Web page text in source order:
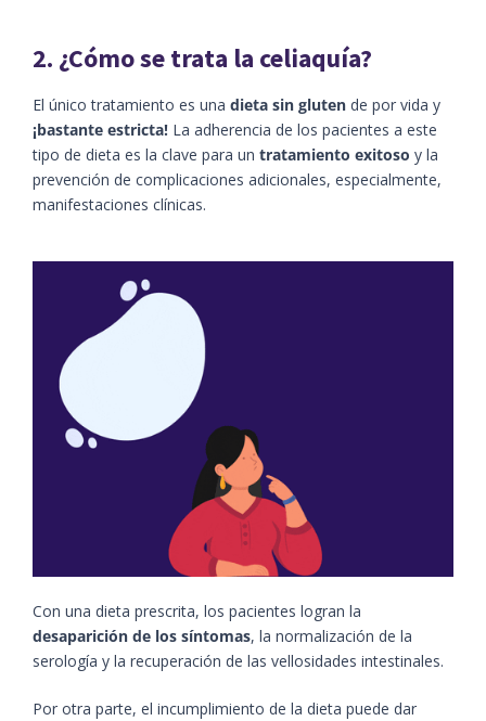
2. ¿Cómo se trata la celiaquía?
El único tratamiento es una dieta sin gluten de por vida y
¡bastante estricta! La adherencia de los pacientes a este
tipo de dieta es la clave para un tratamiento exitoso y la
prevención de complicaciones adicionales, especialmente,
manifestaciones clínicas.
Con una dieta prescrita, los pacientes logran la
desaparición de los síntomas, la normalización de la
serología y la recuperación de las vellosidades intestinales.
Por otra parte, el incumplimiento de la dieta puede dar